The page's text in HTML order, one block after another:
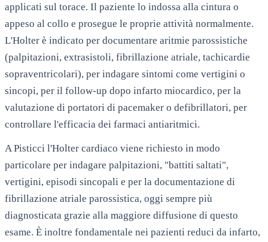
applicati sul torace. Il paziente lo indossa alla cintura o
appeso al collo e prosegue le proprie attività normalmente.
L'Holter è indicato per documentare aritmie parossistiche
(palpitazioni, extrasistoli, fibrillazione atriale, tachicardie
sopraventricolari), per indagare sintomi come vertigini o
sincopi, per il follow-up dopo infarto miocardico, per la
valutazione di portatori di pacemaker o defibrillatori, per
controllare l'efficacia dei farmaci antiaritmici.
APisticci l'Holter cardiaco viene richiesto in modo
particolare per indagare palpitazioni, "battiti saltati",
vertigini, episodi sincopali e per la documentazione di
fibrillazione atriale parossistica, oggi sempre più
diagnosticata grazie alla maggiore diffusione di questo
esame. È inoltre fondamentale nei pazienti reduci da infarto,